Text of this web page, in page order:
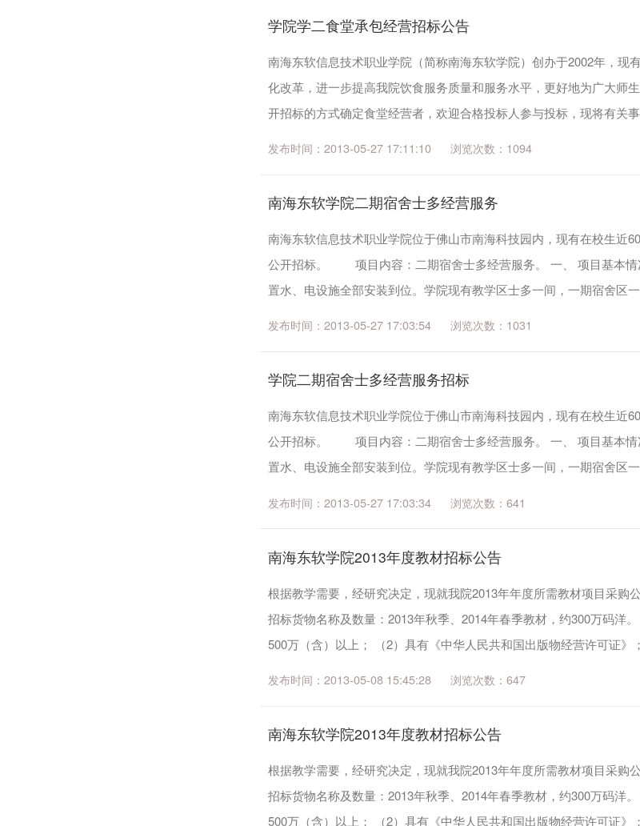
学院学二食堂承包经营招标公告
南海东软信息技术职业学院（简称南海东软学院）创办于2002年，
化改革，进一步提高我院饮食服务质量和服务水平，更好地为广大师
开招标的方式确定食堂经营者，欢迎合格投标人参与投标，现将有关
发布时间：2013-05-27 17:11:10 1094
南海东软学院二期宿舍士多经营服务
南海东软信息技术职业学院位于佛山市南海科技园内，现有在校生近
公开招标。 项目内容：二期宿舍士多经营服务。 一、 项目基本
置水、电设施全部安装到位。学院现有教学区士多一间，一期宿舍区
发布时间：2013-05-27 17:03:54 1031
学院二期宿舍士多经营服务招标
南海东软信息技术职业学院位于佛山市南海科技园内，现有在校生近
公开招标。 项目内容：二期宿舍士多经营服务。 一、 项目基本
置水、电设施全部安装到位。学院现有教学区士多一间，一期宿舍区
发布时间：2013-05-27 17:03:34 641
南海东软学院2013年度教材招标公告
根据教学需要，经研究决定，现就我院2013年年度所需教材项目采购
招标货物名称及数量：2013年秋季、2014年春季教材，约300万码洋
500万（含）以上； （2）具有《中华人民共和国出版物经营许可证
发布时间：2013-05-08 15:45:28 647
南海东软学院2013年度教材招标公告
根据教学需要，经研究决定，现就我院2013年年度所需教材项目采购
招标货物名称及数量：2013年秋季、2014年春季教材，约300万码洋
500万（含）以上； （2）具有《中华人民共和国出版物经营许可证